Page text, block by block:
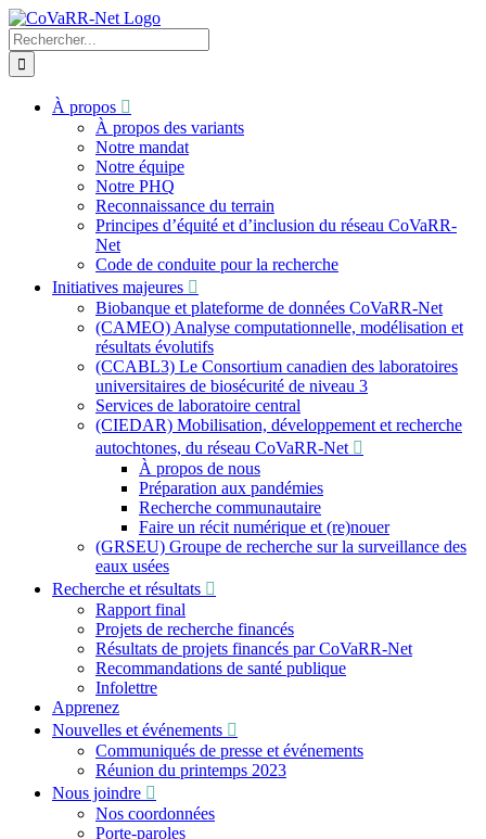
Skip
to
content
Recherche
sur
le
À propos
À propos des variants
Notre mandat
Notre équipe
Notre PHQ
Reconnaissance du terrain
Principes d’équité et d’inclusion du réseau CoVaRR-
Net
Code de conduite pour la recherche
Initiatives majeures
Biobanque et plateforme de données CoVaRR-Net
(CAMEO) Analyse computationnelle, modélisation et
résultats évolutifs
(CCABL3) Le Consortium canadien des laboratoires
universitaires de biosécurité de niveau 3
Services de laboratoire central
(CIEDAR) Mobilisation, développement et recherche
autochtones, du réseau CoVaRR-Net
À propos de nous
Préparation aux pandémies
Recherche communautaire
Faire un récit numérique et (re)nouer
(GRSEU) Groupe de recherche sur la surveillance des
eaux usées
Recherche et résultats
Rapport final
Projets de recherche financés
Résultats de projets financés par CoVaRR-Net
Recommandations de santé publique
Infolettre
Apprenez
Nouvelles et événements
Communiqués de presse et événements
Réunion du printemps 2023
Nous joindre
Nos coordonnées
Porte-paroles